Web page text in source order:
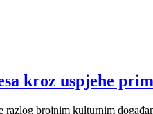
kroz uspjehe
brojnim kulturnim